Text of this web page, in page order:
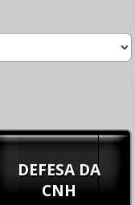
DEFESA DA
CNH